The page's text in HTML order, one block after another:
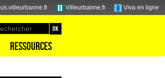
Villeurbanne.fr Viva en ligne
Ressources